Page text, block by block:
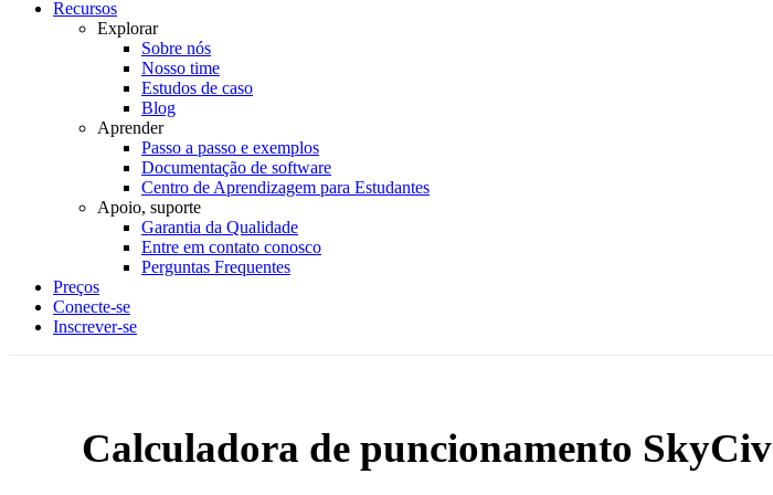
Recursos
Explorar
Sobre nós
Nosso time
Estudos de caso
Blog
Aprender
Passo a passo e exemplos
Documentação de software
Centro de Aprendizagem para Estudantes
Apoio, suporte
Garantia da Qualidade
Entre em contato conosco
Perguntas Frequentes
Preços
Conecte-se
Inscrever-se
Calculadora de puncionamento SkyCiv